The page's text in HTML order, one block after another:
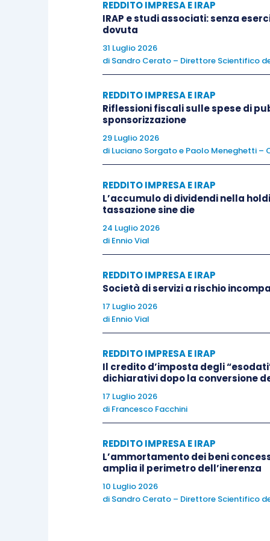
contabilizzazione e della tassazione
trattamento contabile e fiscale delle
n. 19/2026).
Provvedimento 28 gennaio 2026
retrodatare ai fini delle imposte sul
appartenenti al medesimo gruppo che
(d’ora in poi la “Scheda”).
Il trattamento contabile delle
Come è noto, nell’ambito degli IAS/
che si occupa della contabilizzazione
scissioni e i conferimenti d’azienda).
Esiste, invece, un principio contabile
acquisizione di complessi aziendali
dallo strumento giuridico in base alle
Si tratta del Principio contabile
condizione che, in conseguenza della
contemporaneamente le seguenti 2
l’operazione comporta
complesso economico, gestito
l’operazione comporta il
si considera “acquisita”.
REDDITO IMPRESA E IRAP
IRAP e studi associati: senza
dovuta
31 Luglio 2026
di Sandro Cerato – Direttore Scientifico
REDDITO IMPRESA E IRAP
Riflessioni fiscali sulle spese di
sponsorizzazione
29 Luglio 2026
di Luciano Sorgatoe Paolo Meneghetti –
REDDITO IMPRESA E IRAP
L’accumulo di dividendi nella
tassazione sine die
24 Luglio 2026
di Ennio Vial
REDDITO IMPRESA E IRAP
Società di servizi a rischio
17 Luglio 2026
di Ennio Vial
REDDITO IMPRESA E IRAP
Il credito d’imposta degli
dichiarativi dopo la conversione
17 Luglio 2026
di Francesco Facchini
REDDITO IMPRESA E IRAP
L’ammortamento dei beni
amplia il perimetro dell’inerenza
10 Luglio 2026
di Sandro Cerato – Direttore Scientifico